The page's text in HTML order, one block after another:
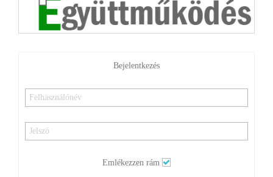
Bejelentkezés
Emlékezzen rám